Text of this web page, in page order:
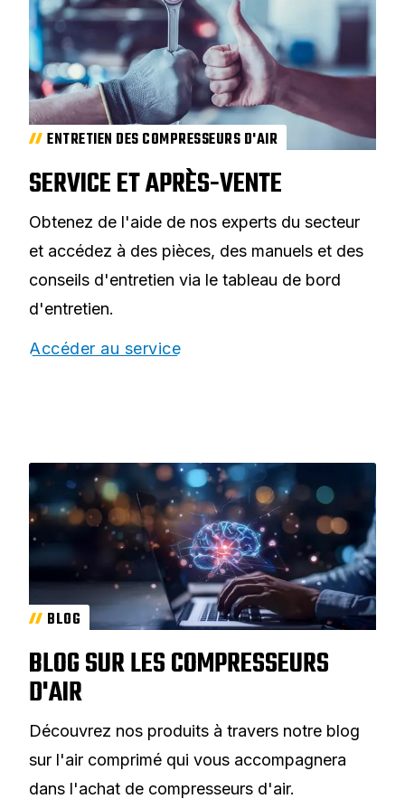
ENTRETIEN DES COMPRESSEURS D'AIR
SERVICE ET APRÈS-VENTE
Obtenez de l'aide de nos experts du secteur
et accédez à des pièces, des manuels et des
conseils d'entretien via le tableau de bord
d'entretien.
Accéder au service
BLOG
BLOG SUR LES COMPRESSEURS
D'AIR
Découvrez nos produits à travers notre blog
sur l'air comprimé qui vous accompagnera
dans l'achat de compresseurs d'air.